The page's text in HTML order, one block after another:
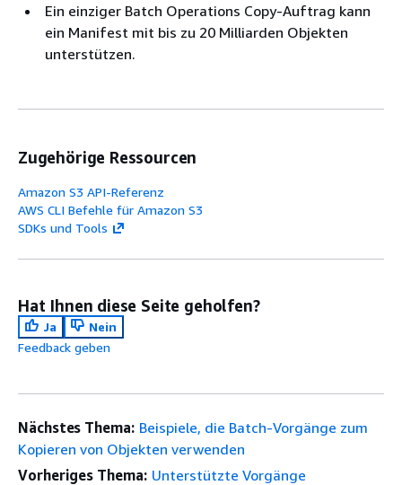
Ein einziger Batch Operations Copy-Auftrag kann
ein Manifest mit bis zu 20 Milliarden Objekten
unterstützen.
Zugehörige Ressourcen
Amazon S3 API-Referenz
AWS CLI Befehle für Amazon S3
SDKs und Tools
Hat Ihnen diese Seite geholfen?
Ja
Nein
Feedback geben
Nächstes Thema: Beispiele, die Batch-Vorgänge zum
Kopieren von Objekten verwenden
Vorheriges Thema: Unterstützte Vorgänge